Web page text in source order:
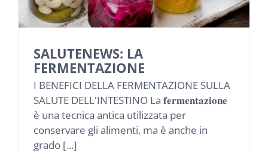
NEWS
INIZIATIVE
CONTATTI
AREA RISERVATA BENEFICIARI
SALUTENEWS: LA
FERMENTAZIONE
I BENEFICI DELLA FERMENTAZIONE SULLA
SALUTE DELL'INTESTINO La 𝐟𝐞𝐫𝐦𝐞𝐧𝐭𝐚𝐳𝐢𝐨𝐧𝐞
è una tecnica antica utilizzata per
conservare gli alimenti, ma è anche in
grado [...]